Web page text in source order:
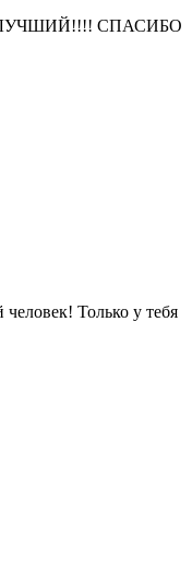
ЛУЧШИЙ!!!! СПАСИБО
Только у тебя